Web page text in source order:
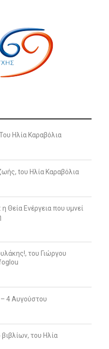
Ηλία Καραβόλια
tου Ηλία Καραβόλια
Ενέργεια που υμνεί
του Γιώργου
4 Αυγούστου
του Ηλία